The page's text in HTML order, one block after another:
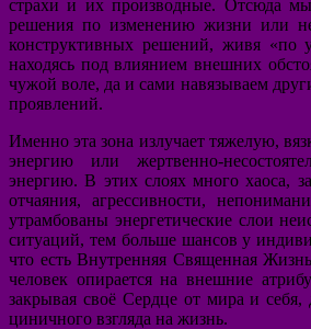
страхи и их производные. Отсюда
решения по изменению жизни или
конструктивных решений, живя «по
находясь под влиянием внешних
чужой воле, да и сами навязываем
проявлений.
Именно эта зона излучает тяжелую,
энергию или жертвенно-
энергию. В этих слоях много хаоса,
отчаяния, агрессивности,
утрамбованы энергетические слои
ситуаций, тем больше шансов у
что есть Внутренняя Священная
человек опирается на внешние
закрывая своё Сердце от мира и себя,
циничного взгляда на жизнь.